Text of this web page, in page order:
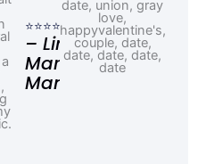
⭐⭐⭐⭐⭐
– Linda,
Marketing
Manager